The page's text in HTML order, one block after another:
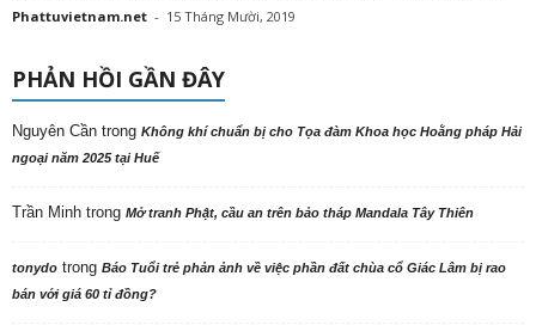
Phattuvietnam.net - 15 Tháng Mười, 2019
PHẢN HỒI GẦN ĐÂY
Nguyên Cần trong Không khí chuẩn bị cho Tọa đàm Khoa học Hoằng pháp Hải
ngoại năm 2025 tại Huế
Trần Minh trong Mở tranh Phật, cầu an trên bảo tháp Mandala Tây Thiên
tonydo trong Báo Tuổi trẻ phản ảnh về việc phần đất chùa cổ Giác Lâm bị rao
bán với giá 60 tỉ đồng?